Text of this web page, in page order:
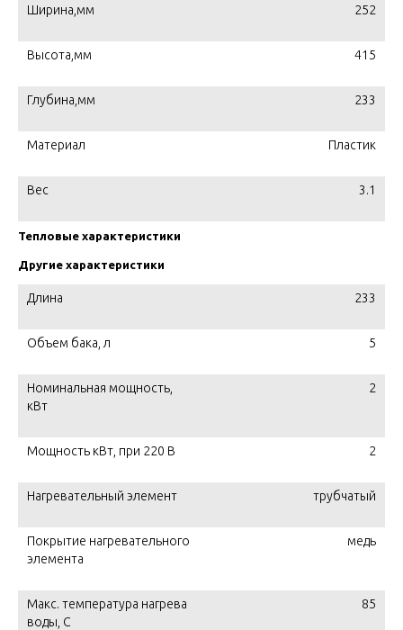
Ширина,мм 252
Высота,мм 415
Глубина,мм 233
Материал Пластик
Вес 3.1
Тепловые характеристики
Другие характеристики
Длина 233
Объем бака, л 5
Номинальная мощность,
кВт
2
Мощность кВт, при 220 В 2
Нагревательный элемент трубчатый
Покрытие нагревательного
элемента
медь
Макс. температура нагрева
воды, C
85